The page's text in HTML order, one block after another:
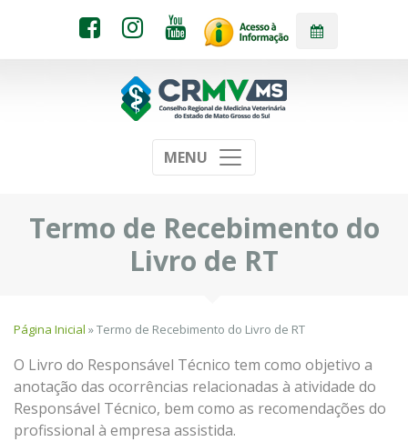
MENU
Termo de Recebimento do
Livro de RT
Página Inicial » Termo de Recebimento do Livro de RT
O Livro do Responsável Técnico tem como objetivo a
anotação das ocorrências relacionadas à atividade do
Responsável Técnico, bem como as recomendações do
profissional à empresa assistida.